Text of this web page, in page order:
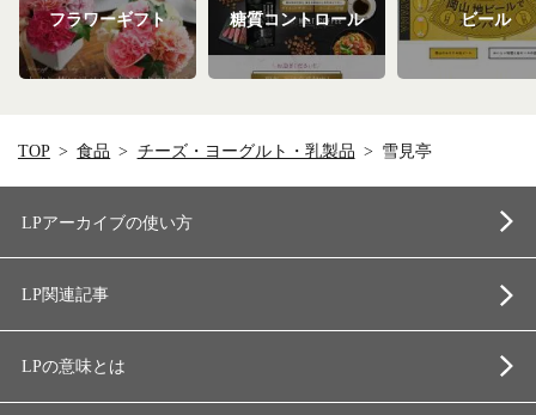
フラワーギフト 糖質コントロール ビール
TOP 食品 チーズ・ヨーグルト・乳製品 雪見亭
LPアーカイブの使い方
LP関連記事
LPの意味とは